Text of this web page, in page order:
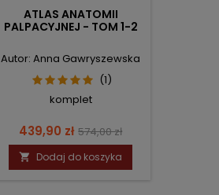
ATLAS ANATOMII
PALPACYJNEJ - TOM 1-2
Autor: Anna Gawryszewska
(1)
komplet
Cena
439,90 zł Cena
podstawowa
574,00 zł
 Dodaj do koszyka